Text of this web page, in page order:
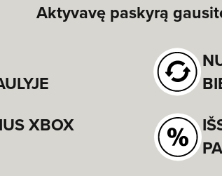
Aktyvavę paskyrą
XBOX